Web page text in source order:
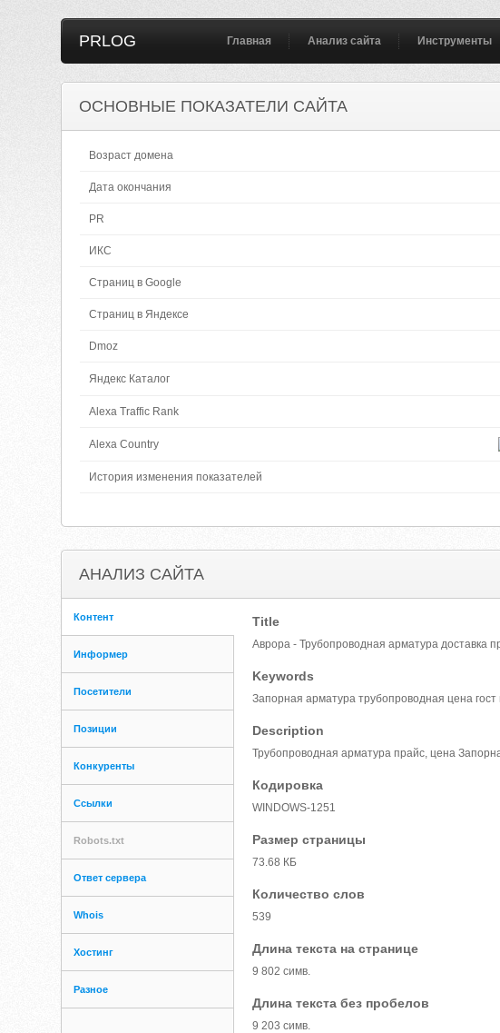
PRLOG Главная Анализ сайта Инструменты
ОСНОВНЫЕ ПОКАЗАТЕЛИ САЙТА
Возраст домена
Дата окончания
PR
ИКС
Страниц в Google
Страниц в Яндексе
Dmoz
Яндекс Каталог
Alexa Traffic Rank
Alexa Country
История изменения показателей
АНАЛИЗ САЙТА
Контент
Информер
Посетители
Позиции
Конкуренты
Ссылки
Robots.txt
Ответ сервера
Whois
Хостинг
Разное
Title
Аврора - Трубопроводная арматура доставка
Keywords
Запорная арматура трубопроводная цена
Description
Трубопроводная арматура прайс, цена
Кодировка
WINDOWS-1251
Размер страницы
73.68 КБ
Количество слов
539
Длина текста на странице
9 802 симв.
Длина текста без пробелов
9 203 симв.